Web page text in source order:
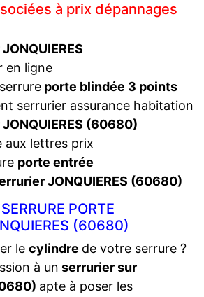
à prix dépannages
en ligne
porte blindée 3 points
serrurier assurance habitation
(60680)
aux lettres prix
porte entrée
JONQUIERES (60680)
PORTE
(60680)
le cylindre de votre serrure ?
à un serrurier sur
apte à poser les